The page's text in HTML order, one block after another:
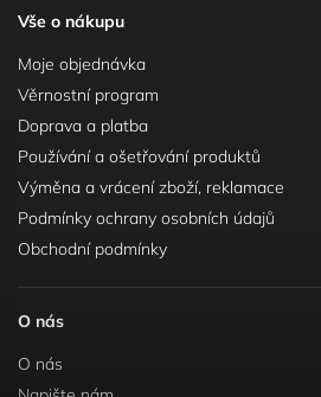
Vše o nákupu
Moje objednávka
Věrnostní program
Doprava a platba
Používání a ošetřování produktů
Výměna a vrácení zboží, reklamace
Podmínky ochrany osobních údajů
Obchodní podmínky
O nás
O nás